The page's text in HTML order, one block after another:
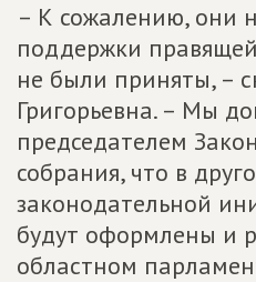
– К сожалению, они
поддержки
не были приняты, –
Григорьевна. – Мы
председателем
собрания, что в
законодательной
будут оформлены и
областном